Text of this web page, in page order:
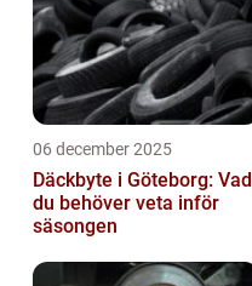
06 december 2025
Däckbyte i Göteborg: Vad
du behöver veta inför
säsongen